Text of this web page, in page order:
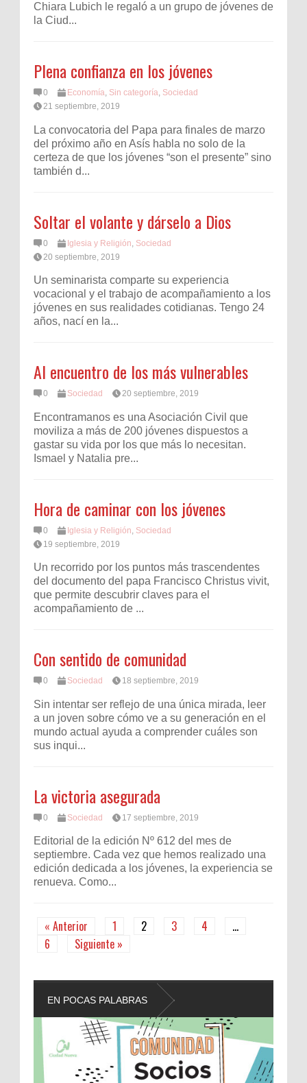
Chiara Lubich le regaló a un grupo de jóvenes de
la Ciud...
Plena confianza en los jóvenes
0 Economía, Sin categoría, Sociedad
21 septiembre, 2019
La convocatoria del Papa para finales de marzo
del próximo año en Asís habla no solo de la
certeza de que los jóvenes “son el presente” sino
también d...
Soltar el volante y dárselo a Dios
0 Iglesia y Religión Sociedad
20 septiembre, 2019
Un seminarista comparte su experiencia
vocacional y el trabajo de acompañamiento a los
jóvenes en sus realidades cotidianas. Tengo 24
años, nací en la...
Al encuentro de los más vulnerables
0 Sociedad 20 septiembre, 2019
Encontramanos es una Asociación Civil que
moviliza a más de 200 jóvenes dispuestos a
gastar su vida por los que más lo necesitan.
Ismael y Natalia pre...
Hora de caminar con los jóvenes
0 Iglesia y Religión Sociedad
19 septiembre, 2019
Un recorrido por los puntos más trascendentes
del documento del papa Francisco Christus vivit,
que permite descubrir claves para el
acompañamiento de ...
Con sentido de comunidad
0 Sociedad 18 septiembre, 2019
Sin intentar ser reflejo de una única mirada, leer
a un joven sobre cómo ve a su generación en el
mundo actual ayuda a comprender cuáles son
sus inqui...
La victoria asegurada
0 Sociedad 17 septiembre, 2019
Editorial de la edición Nº 612 del mes de
septiembre. Cada vez que hemos realizado una
edición dedicada a los jóvenes, la experiencia se
renueva. Como...
« Anterior 1 2 3 4
…
6
Siguiente »
EN POCAS PALABRAS